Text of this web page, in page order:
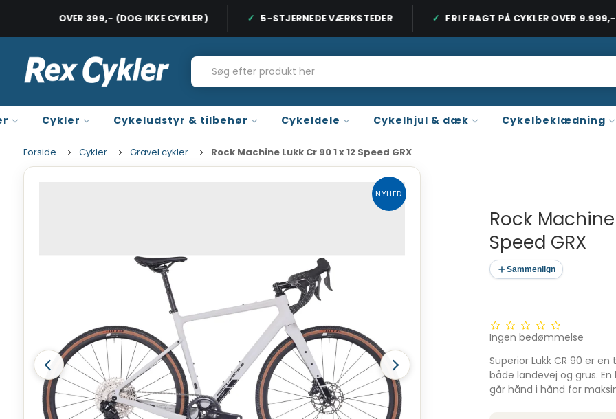
FRAGT OVER 399,- (DOG IKKE CYKLER) 5-STJERNEDE VÆRKSTEDER FRI FRAGT PÅ CYKLER OVER 9.999,-
Cykler Cykeludstyr & tilbehør Cykeldele Cykelhjul & dæk Cykelbeklædning
HURTIG LEVERING, 1-2 HVERDAGE FRI FRAGT PÅ ORDRE OVER 899 KR. / CYKLER OVER 9.999 KR. 3 BUTIKKER PÅ
Forside Cykler Gravel cykler Rock Machine Lukk Cr 90 1 x 12 Speed GRX
NYHED
Rock Machine
Speed GRX
Sammenlign
Ingen bedømmelse
Superior Lukk CR 90 er
både landevej og grus.
går hånd i hånd for